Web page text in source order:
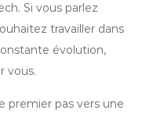
Si vous parlez
travailler dans
évolution,
vous.
premier pas vers une